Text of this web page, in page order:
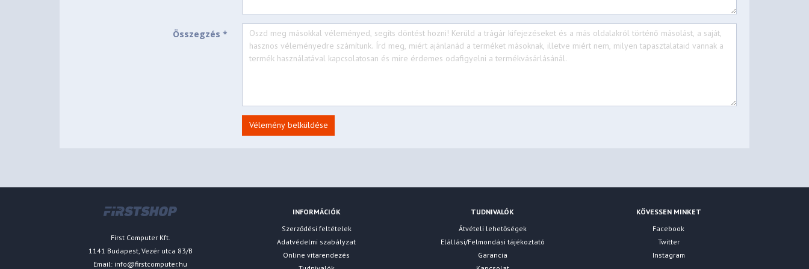
Összegzés *
Vélemény belküldése
First Computer Kft.
1141 Budapest, Vezér utca 83/B
Email: info@firstcomputer.hu
INFORMÁCIÓK
Szerződési feltételek
Adatvédelmi szabályzat
Online vitarendezés
TUDNIVALÓK
Átvételi lehetőségek
Elállási/Felmondási tájékoztató
Garancia
KÖVESSEN MINKET
Facebook
Twitter
Instagram